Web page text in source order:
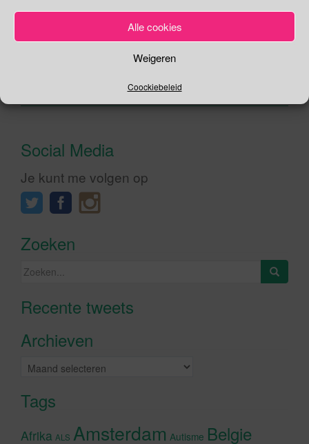
Alle cookies
Weigeren
Coockiebeleid
conflicten herdacht door om 11.00 uur twee minuten stilte in
acht te nemen. Vandaag is het […]
Social Media
Je kunt me volgen op
Zoeken
Zoeken
Recente tweetsKlik om marketing cookies te
Archieven
Archieven
Tags
Afrika ALS Amsterdam Autisme Belgie